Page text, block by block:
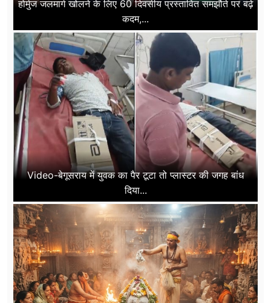
होर्मुज जलमार्ग खोलने के लिए 60 दिवसीय प्रस्तावित समझौते पर बढ़े
कदम,...
Video-बेगूसराय में युवक का पैर टूटा तो प्लास्टर की जगह बांध
दिया...